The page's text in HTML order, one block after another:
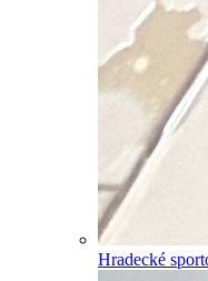
Hradecké